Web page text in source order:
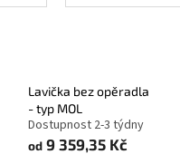
Lavička bez opěradla
- typ MOL
Dostupnost 2-3 týdny
od9 359,35 Kč